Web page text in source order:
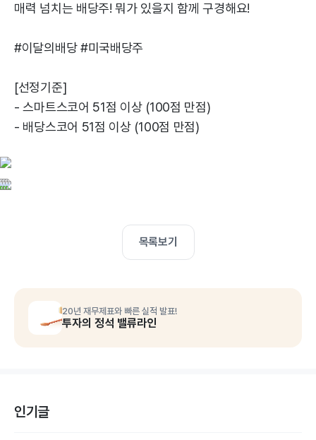
매력 넘치는 배당주! 뭐가 있을지 함께 구경해요!
#이달의배당 #미국배당주
[선정기준]
- 스마트스코어 51점 이상 (100점 만점)
- 배당스코어 51점 이상 (100점 만점)
목록보기
20년 재무제표와 빠른 실적 발표!
투자의 정석 밸류라인
인기글